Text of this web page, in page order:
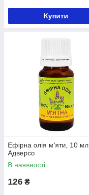
Купити
Ефірна олія м'яти, 10 мл,
Адверсо
В наявності
126 ₴